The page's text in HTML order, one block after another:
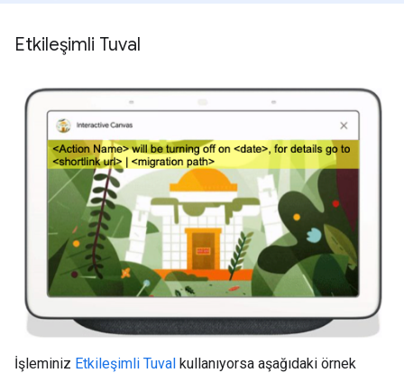
Etkileşimli Tuval
İşleminiz Etkileşimli Tuval kullanıyorsa aşağıdaki örnek